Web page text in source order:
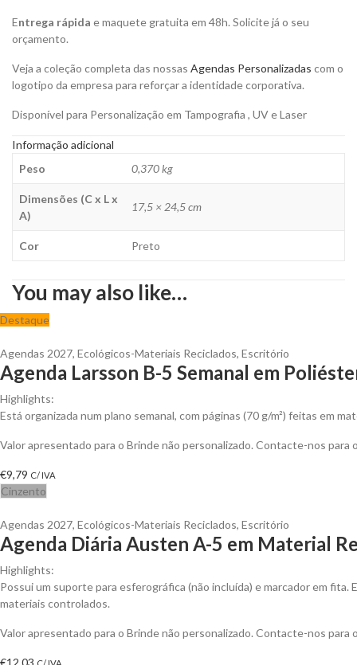
Entrega rápida e maquete gratuita em 48h. Solicite já o seu
orçamento.
Veja a coleção completa das nossas Agendas Personalizadas com o
logotipo da empresa para reforçar a identidade corporativa.
Disponível para Personalização em Tampografia , UV e Laser
Informação adicional
Peso
0,370 kg
Dimensões (C x L x
A)
17,5 × 24,5 cm
Cor Preto
You may also like…
Destaque
Agendas 2027, Ecológicos-Materiais Reciclados, Escritório
Agenda Larsson B-5 Semanal em
Highlights:
Está organizada num plano semanal, com páginas (70 g/m²) feitas em
Valor apresentado para o Brinde não personalizado. Contacte-nos
€9,79 C/ IVA
Cinzento
Agendas 2027, Ecológicos-Materiais Reciclados, Escritório
Agenda Diária Austen A-5 em Material
Highlights:
Possui um suporte para esferográfica (não incluída) e marcador em
materiais controlados.
Valor apresentado para o Brinde não personalizado. Contacte-nos
€12,03 C/ IVA